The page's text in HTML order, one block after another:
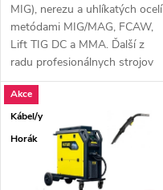
MIG), nerezu a uhlíkatých ocelí
metódami MIG/MAG, FCAW,
Lift TIG DC a MMA. Ďalší z
radu profesionálnych strojov
od...
Akce
Kábel/y
Horák